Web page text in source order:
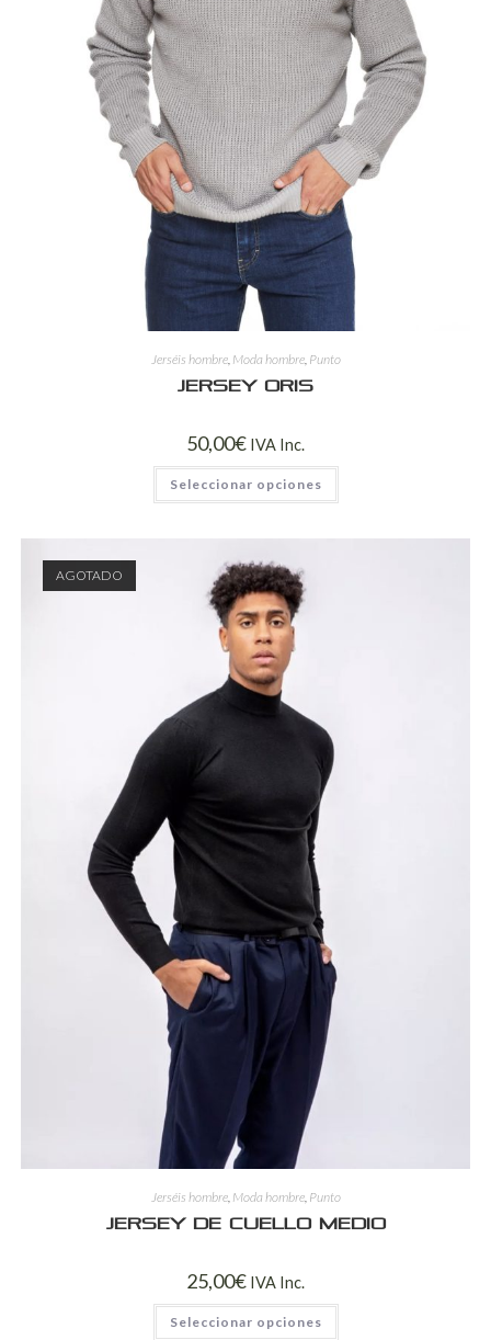
Jerséis hombre, Moda hombre, Punto
Jersey ORIS
50,00€ IVA Inc.
Seleccionar opciones
AGOTADO
Jerséis hombre, Moda hombre, Punto
Jersey de Cuello Medio
25,00€ IVA Inc.
Seleccionar opciones